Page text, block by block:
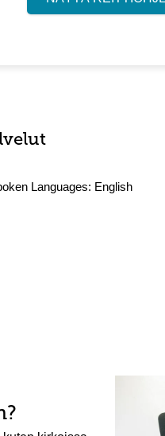
Languages: English